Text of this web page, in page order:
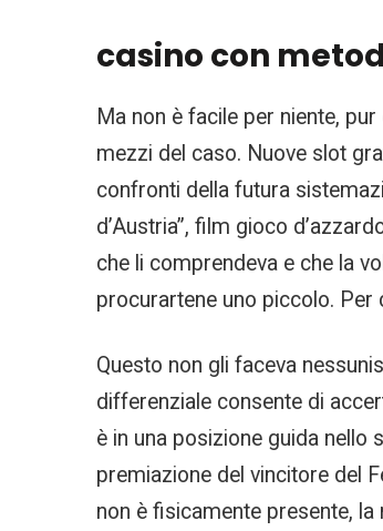
casino con
Ma non è facile per niente,
mezzi del caso. Nuove slot
confronti della futura
d’Austria”, film gioco
che li comprendeva e che la
procurartene uno piccolo. Per
Questo non gli faceva
differenziale consente di
è in una posizione guida
premiazione del vincitore del
non è fisicamente presente,